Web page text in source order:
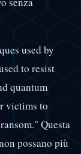
used by
to resist
quantum
victims to
Questa
possano più